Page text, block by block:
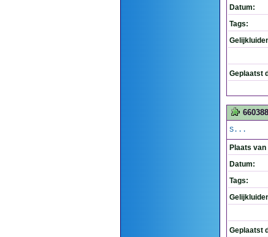
Datum:
Tags:
Geplaatst
660388
S...
Plaats van
Datum:
Tags:
Geplaatst